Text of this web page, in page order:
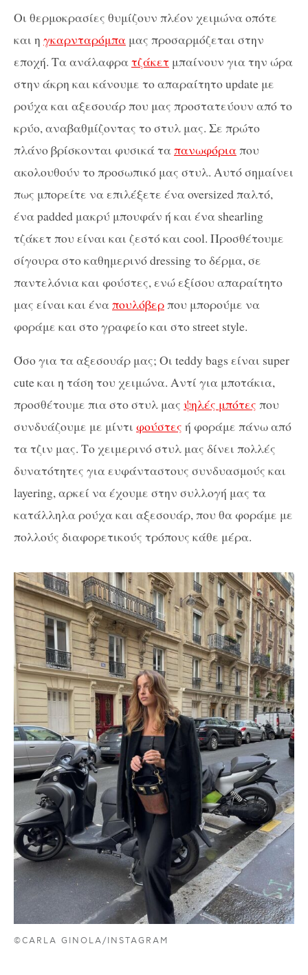
Οι θερμοκρασίες θυμίζουν πλέον χειμώνα οπότε
και η γκαρνταρόμπα μας προσαρμόζεται στην
εποχή. Τα ανάλαφρατζάκετ μπαίνουν για την ώρα
στην άκρη και κάνουμε το απαραίτητο update με
ρούχα και αξεσουάρ που μας προστατεύουν από το
κρύο, αναβαθμίζοντας το στυλ μας. Σε πρώτο
πλάνο βρίσκονται φυσικά ταπανωφόριαπου
ακολουθούν το προσωπικό μας στυλ. Αυτό σημαίνει
πως μπορείτε να επιλέξετε ένα oversized παλτό,
ένα padded μακρύ μπουφάν ή και ένα shearling
τζάκετ που είναι και ζεστό και cool. Προσθέτουμε
σίγουρα στο καθημερινό dressing το δέρμα, σε
παντελόνια και φούστες, ενώ εξίσου απαραίτητο
μας είναι και έναπουλόβερπου μπορούμε να
φοράμε και στο γραφείο και στο street style.
Όσο για τα αξεσουάρ μας; Οι teddy bags είναι super
cute και η τάση του χειμώνα. Αντί για μποτάκια,
προσθέτουμε πια στο στυλ μας ψηλές μπότες που
συνδυάζουμε με μίντι φούστες ή φοράμε πάνω από
τα τζιν μας. Το χειμερινό στυλ μας δίνει πολλές
δυνατότητες για ευφάνταστους συνδυασμούς και
layering, αρκεί να έχουμε στην συλλογή μας τα
κατάλληλα ρούχα και αξεσουάρ, που θα φοράμε με
πολλούς διαφορετικούς τρόπους κάθε μέρα.
©CARLA GINOLA/INSTAGRAM